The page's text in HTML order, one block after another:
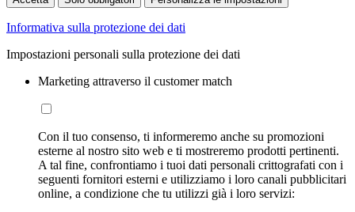
Informativa sulla protezione dei dati
Impostazioni personali sulla protezione dei dati
Marketing attraverso il customer match
Con il tuo consenso, ti informeremo anche su promozioni
esterne al nostro sito web e ti mostreremo prodotti pertinenti.
A tal fine, confrontiamo i tuoi dati personali crittografati con i
seguenti fornitori esterni e utilizziamo i loro canali pubblicitari
online, a condizione che tu utilizzi già i loro servizi: